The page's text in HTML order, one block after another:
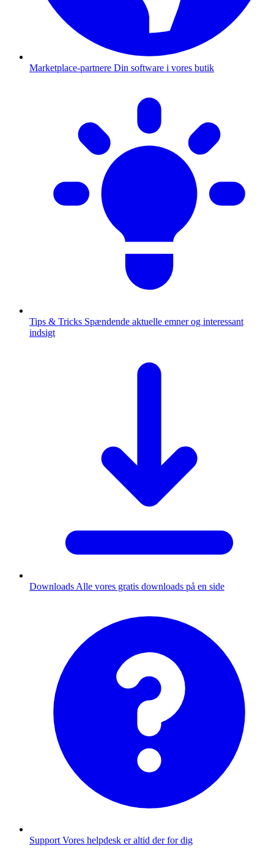
Marketplace-partnere Din software i vores butik
Tips & Tricks Spændende aktuelle emner og interessant
indsigt
Downloads Alle vores gratis downloads på en side
Support Vores helpdesk er altid der for dig